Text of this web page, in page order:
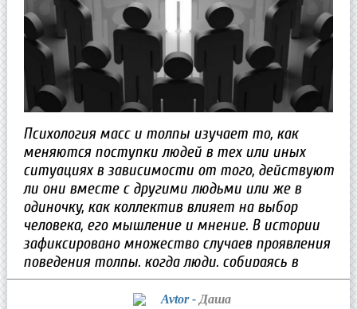
Психология масс и толпы изучает то, как
меняются поступки людей в тех или иных
ситуациях в зависимости от того, действуют
ли они вместе с другими людьми или же в
одиночку, как коллектив влияет на выбор
человека, его мышление и мнение. В истории
зафиксировано множество случаев проявления
поведения толпы, когда люди, собираясь в
большие группы, были способны на изменения
привычного общественного строя и хода
Avtor - Даша